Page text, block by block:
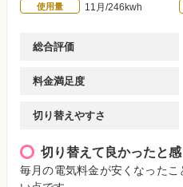
使用量 11月/246kwh
総合評価
料金満足度
切り替えやすさ
切り替えて良かったと
毎月の電気料金が安くなった